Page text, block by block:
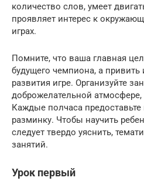
количество слов, умеет
проявляет интерес к
играх.
Помните, что ваша главная
будущего чемпиона, а привить
развития игре. Организуйте
доброжелательной атмосфере,
Каждые полчаса
разминку. Чтобы научить
следует твердо уяснить,
занятий.
Урок первый